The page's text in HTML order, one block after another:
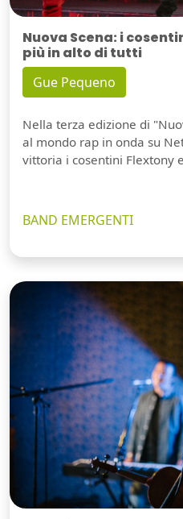
Nuova Scena: i
più in alto di tutti
Gue Pequeno
Nella terza edizione di
al mondo rap in onda su
vittoria i cosentini Flextony
BAND EMERGENTI